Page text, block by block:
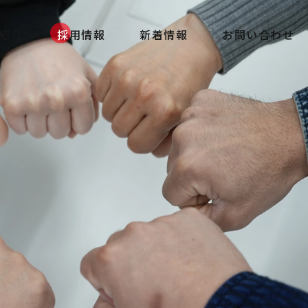
採用情報 新着情報 お問い合わせ